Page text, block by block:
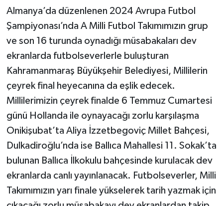
Almanya’da düzenlenen 2024 Avrupa Futbol
Şampiyonası’nda A Milli Futbol Takımımızın grup
ve son 16 turunda oynadığı müsabakaları dev
ekranlarda futbolseverlerle buluşturan
Kahramanmaraş Büyükşehir Belediyesi, Millilerin
çeyrek final heyecanına da eşlik edecek.
Millilerimizin çeyrek finalde 6 Temmuz Cumartesi
günü Hollanda ile oynayacağı zorlu karşılaşma
Onikişubat’ta Aliya İzzetbegoviç Millet Bahçesi,
Dulkadiroğlu’nda ise Ballıca Mahallesi 11. Sokak’ta
bulunan Ballıca İlkokulu bahçesinde kurulacak dev
ekranlarda canlı yayınlanacak. Futbolseverler, Milli
Takımımızın yarı finale yükselerek tarih yazmak için